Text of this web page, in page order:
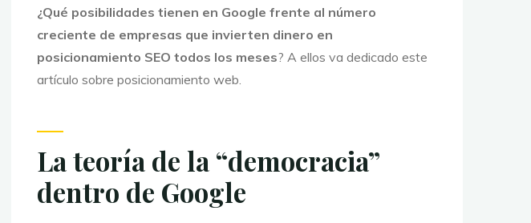
¿Qué posibilidades tienen en Google frente al número
creciente de empresas que invierten dinero en
posicionamiento SEO todos los meses? A ellos va dedicado este
artículo sobre posicionamiento web.
La teoría de la “democracia”
dentro de Google